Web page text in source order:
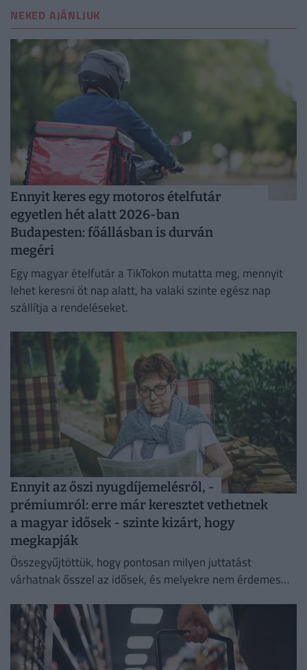
NEKED AJÁNLJUK
Ennyit keres egy motoros ételfutár
egyetlen hét alatt 2026-ban
Budapesten: főállásban is durván
megéri
Egy magyar ételfutár a TikTokon mutatta meg, mennyit
lehet keresni öt nap alatt, ha valaki szinte egész nap
szállítja a rendeléseket.
Ennyit az őszi nyugdíjemelésről, -
prémiumról: erre már keresztet vethetnek
a magyar idősek - szinte kizárt, hogy
megkapják
Összegyűjtöttük, hogy pontosan milyen juttatást
várhatnak ősszel az idősek, és melyekre nem érdemes